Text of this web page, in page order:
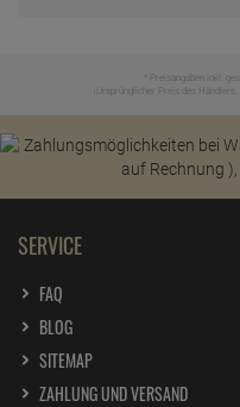
* Preisangaben inkl.
Ursprünglicher Preis des Händlers,
SERVICE
FAQ
BLOG
SITEMAP
ZAHLUNG UND VERSAND